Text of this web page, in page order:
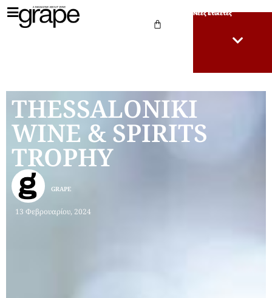
Νέες Ετικέτες
THESSALONIKI
WINE & SPIRITS
TROPHY
13 Φεβρουαρίου, 2024
GRAPE